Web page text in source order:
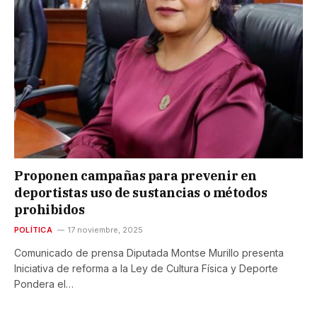
Proponen campañas para prevenir en
deportistas uso de sustancias o métodos
prohibidos
POLÍTICA 17 noviembre, 2025
Comunicado de prensa Diputada Montse Murillo presenta
Iniciativa de reforma a la Ley de Cultura Física y Deporte
Pondera el…